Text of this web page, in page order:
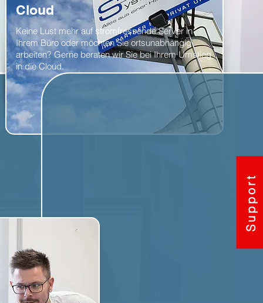
Support
Cloud
Keine Lust mehr auf stromfressende Server in
Ihrem Büro oder möchten Sie ortsunabhängig
arbeiten? Gerne beraten wir Sie bei Ihrem Umstieg
in die Cloud.